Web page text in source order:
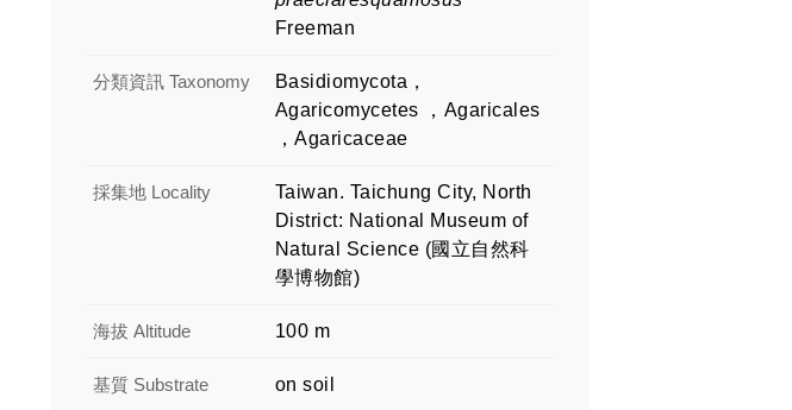
Freeman
分類資訊 Taxonomy
Basidiomycota，
Agaricomycetes ，Agaricales
，Agaricaceae
採集地 Locality
Taiwan. Taichung City, North
District: National Museum of
Natural Science (國立自然科
學博物館)
海拔 Altitude 100 m
基質 Substrate on soil